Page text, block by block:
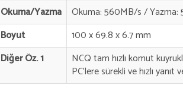
Okuma/Yazma
Okuma: 560MB/s / Yazma:
Boyut
100 x 69.8 x 6.7 mm
Diğer Öz. 1
NCQ tam hızlı komut
PC’lere sürekli ve hızlı yanıt